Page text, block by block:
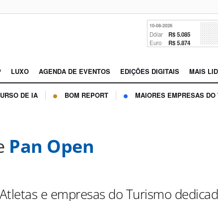
10-08-2026
Dólar R$ 5.085
Euro R$ 5.874
LUXO AGENDA DE EVENTOS EDIÇÕES DIGITAIS MAIS
DE IA BOM REPORT MAIORES EMPRESAS DO
Pan Open
Atletas e empresas do Turismo